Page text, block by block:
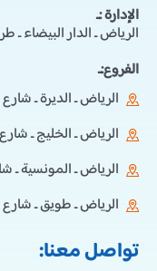
الإدارة :ـ
الرياض ـ الدار البيضاء
الفروع:ـ
الرياض ـ الديرة ـ
الرياض ـ الخليج ـ
الرياض ـ المونسية
الرياض ـ طويق ـ
تواصل معنا: